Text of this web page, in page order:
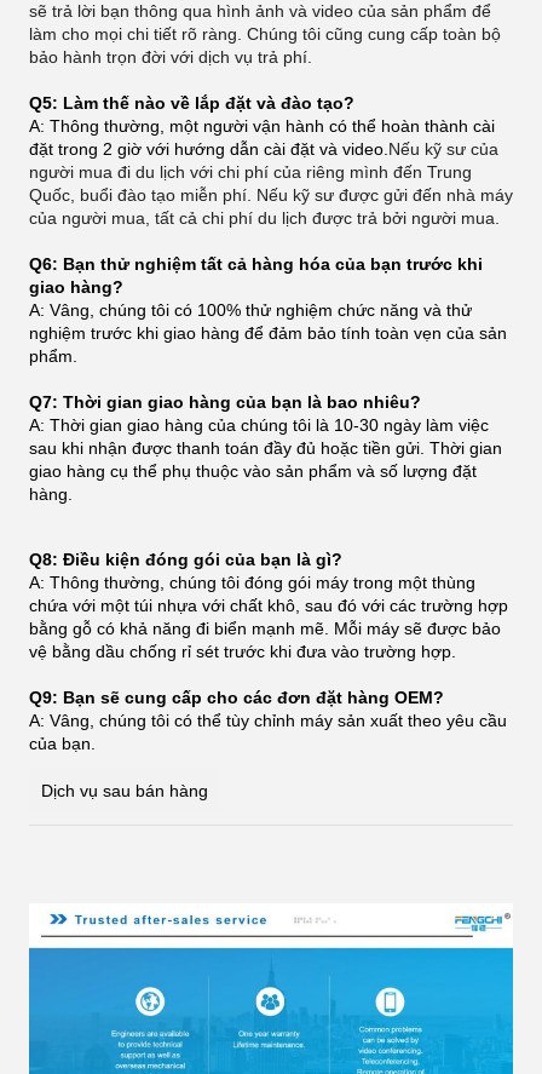
sẽ trả lời bạn thông qua hình ảnh và video của sản phẩm để
làm cho mọi chi tiết rõ ràng. Chúng tôi cũng cung cấp toàn bộ
bảo hành trọn đời với dịch vụ trả phí.
Q5: Làm thế nào về lắp đặt và đào tạo?
A: Thông thường, một người vận hành có thể hoàn thành cài
đặt trong 2 giờ với hướng dẫn cài đặt và video. Nếu kỹ sư của
người mua đi du lịch với chi phí của riêng mình đến Trung
Quốc, buổi đào tạo miễn phí. Nếu kỹ sư được gửi đến nhà máy
của người mua, tất cả chi phí du lịch được trả bởi người mua.
Q6: Bạn thử nghiệm tất cả hàng hóa của bạn trước khi
giao hàng?
A: Vâng, chúng tôi có 100% thử nghiệm chức năng và thử
nghiệm trước khi giao hàng để đảm bảo tính toàn vẹn của sản
phẩm.
Q7: Thời gian giao hàng của bạn là bao nhiêu?
A: Thời gian giao hàng của chúng tôi là 10-30 ngày làm việc
sau khi nhận được thanh toán đầy đủ hoặc tiền gửi. Thời gian
giao hàng cụ thể phụ thuộc vào sản phẩm và số lượng đặt
hàng.
Q8: Điều kiện đóng gói của bạn là gì?
A: Thông thường, chúng tôi đóng gói máy trong một thùng
chứa với một túi nhựa với chất khô, sau đó với các trường hợp
bằng gỗ có khả năng đi biển mạnh mẽ. Mỗi máy sẽ được bảo
vệ bằng dầu chống rỉ sét trước khi đưa vào trường hợp.
Q9: Bạn sẽ cung cấp cho các đơn đặt hàng OEM?
A: Vâng, chúng tôi có thể tùy chỉnh máy sản xuất theo yêu cầu
của bạn.
Dịch vụ sau bán hàng